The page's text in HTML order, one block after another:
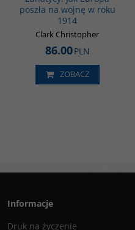
poszła na wojnę w roku
1914
Clark Christopher
86.00PLN
ZOBACZ
Informacje
Druk na życzenie